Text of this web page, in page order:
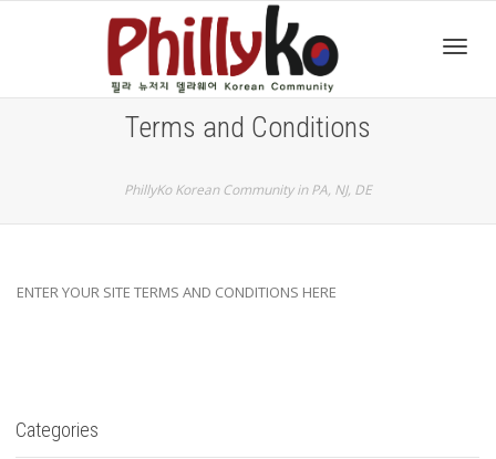
Terms and Conditions
PhillyKo Korean Community in PA, NJ, DE
ENTER YOUR SITE TERMS AND CONDITIONS HERE
Categories